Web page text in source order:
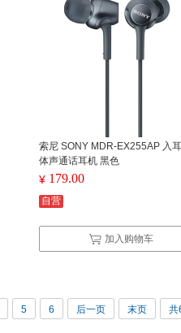
索尼 SONY MDR-EX255AP 入
体声通话耳机 黑色
¥ 179.00
自营
加入购物车
5 6 后一页 末页 共